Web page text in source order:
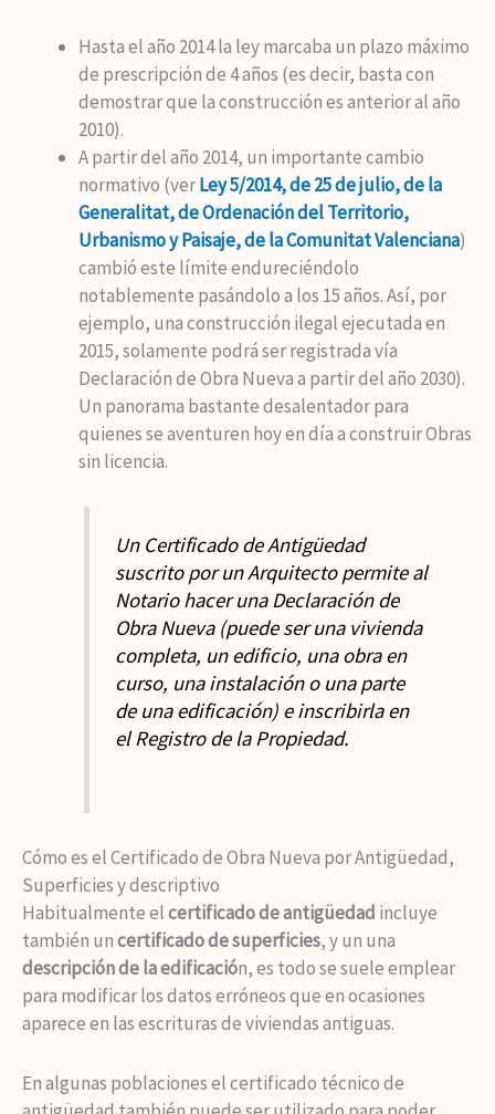
Hasta el año 2014 la ley marcaba un plazo máximo
de prescripción de 4 años (es decir, basta con
demostrar que la construcción es anterior al año
2010).
A partir del año 2014, un importante cambio
normativo (verLey 5/2014, de 25 de julio, de la
Generalitat, de Ordenación del Territorio,
Urbanismo y Paisaje, de la Comunitat Valenciana)
cambió este límite endureciéndolo
notablemente pasándolo a los 15 años. Así, por
ejemplo, una construcción ilegal ejecutada en
2015, solamente podrá ser registrada vía
Declaración de Obra Nueva a partir del año 2030).
Un panorama bastante desalentador para
quienes se aventuren hoy en día a construir Obras
sin licencia.
Un Certificado de Antigüedad
suscrito por un Arquitecto permite al
Notario hacer una Declaración de
Obra Nueva (puede ser una vivienda
completa, un edificio, una obra en
curso, una instalación o una parte
de una edificación) e inscribirla en
el Registro de la Propiedad.
Cómo es el Certificado de Obra Nueva por Antigüedad,
Superficies y descriptivo
Habitualmente elcertificado de antigüedad incluye
también uncertificado de superficies, y un una
descripción de la edificación, es todo se suele emplear
para modificar los datos erróneos que en ocasiones
aparece en las escrituras de viviendas antiguas.
En algunas poblaciones el certificado técnico de